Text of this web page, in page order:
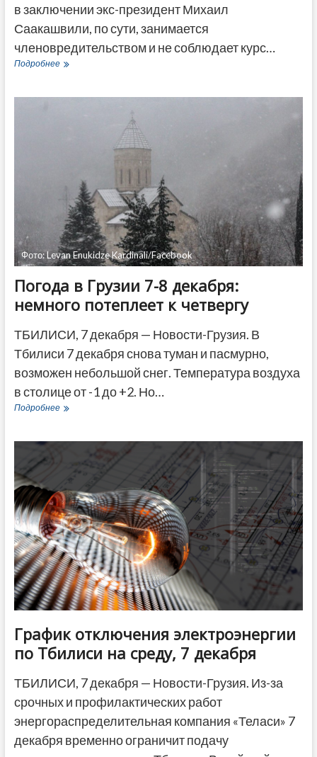
в заключении экс-президент Михаил
Саакашвили, по сути, занимается
членовредительством и не соблюдает курс…
ПодробнееМинистр
Фото: Levan Enukidze Kardinali/Facebook
Погода в Грузии 7-8 декабря:
немного потеплеет к четвергу
ТБИЛИСИ, 7 декабря — Новости-Грузия. В
Тбилиси 7 декабря снова туман и пасмурно,
возможен небольшой снег. Температура воздуха
в столице от -1 до +2. Но…
ПодробнееПогода
декабря:
немного
потеплеет
к
четвергу
График отключения электроэнергии
по Тбилиси на среду, 7 декабря
ТБИЛИСИ, 7 декабря — Новости-Грузия. Из-за
срочных и профилактических работ
энергораспределительная компания «Теласи» 7
декабря временно ограничит подачу